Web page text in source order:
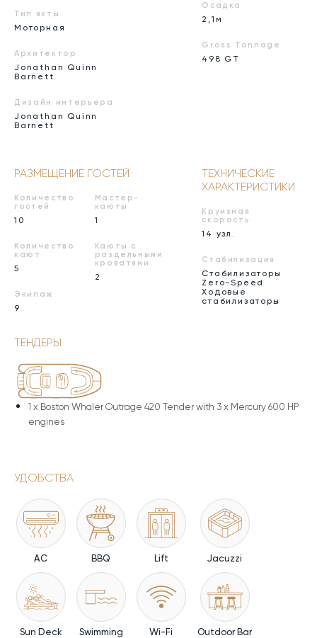
Тип яхты
Моторная
Архитектор
Jonathan Quinn
Barnett
Дизайн интерьера
Jonathan Quinn
Barnett
Осадка
2,1м
Gross Tonnage
498 GT
РАЗМЕЩЕНИЕ ГОСТЕЙ
Количество
гостей
10
Количество
кают
5
Экипаж
9
Мастер-
каюты
1
Каюты с
раздельными
кроватями
2
ТЕХНИЧЕСКИЕ
ХАРАКТЕРИСТИКИ
Круизная
скорость
14 узл.
Стабилизация
Стабилизаторы
Zero-Speed
Ходовые
стабилизаторы
ТЕНДЕРЫ
1 x Boston Whaler Outrage 420 Tender with 3 x Mercury 600 HP
engines
УДОБСТВА
AC BBQ Lift Jacuzzi
Sun Deck Swimming Wi-Fi Outdoor Bar